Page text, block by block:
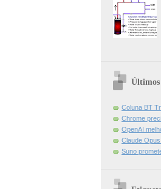
Coluna BT
Chrome
OpenAI
Claude
Suno